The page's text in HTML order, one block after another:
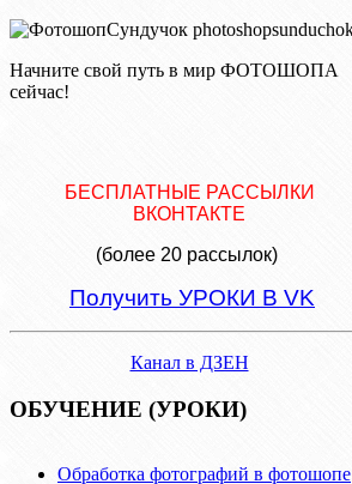
Начните свой путь в мир ФОТОШОПА
сейчас!
БЕСПЛАТНЫЕ РАССЫЛКИ
ВКОНТАКТЕ
(более 20 рассылок)
Получить УРОКИ В VK
Канал в ДЗЕН
ОБУЧЕНИЕ (УРОКИ)
Обработка фотографий в фотошопе